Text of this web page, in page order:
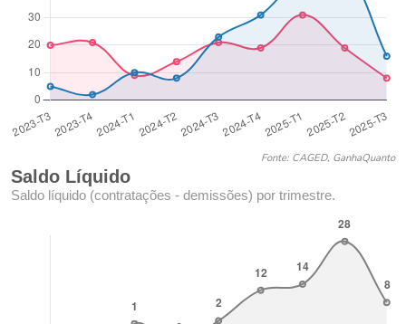
Fonte: CAGED, GanhaQuanto
Saldo Líquido
Saldo líquido (contratações - demissões) por trimestre.